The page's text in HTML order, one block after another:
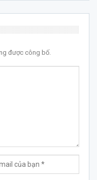
được công bố.